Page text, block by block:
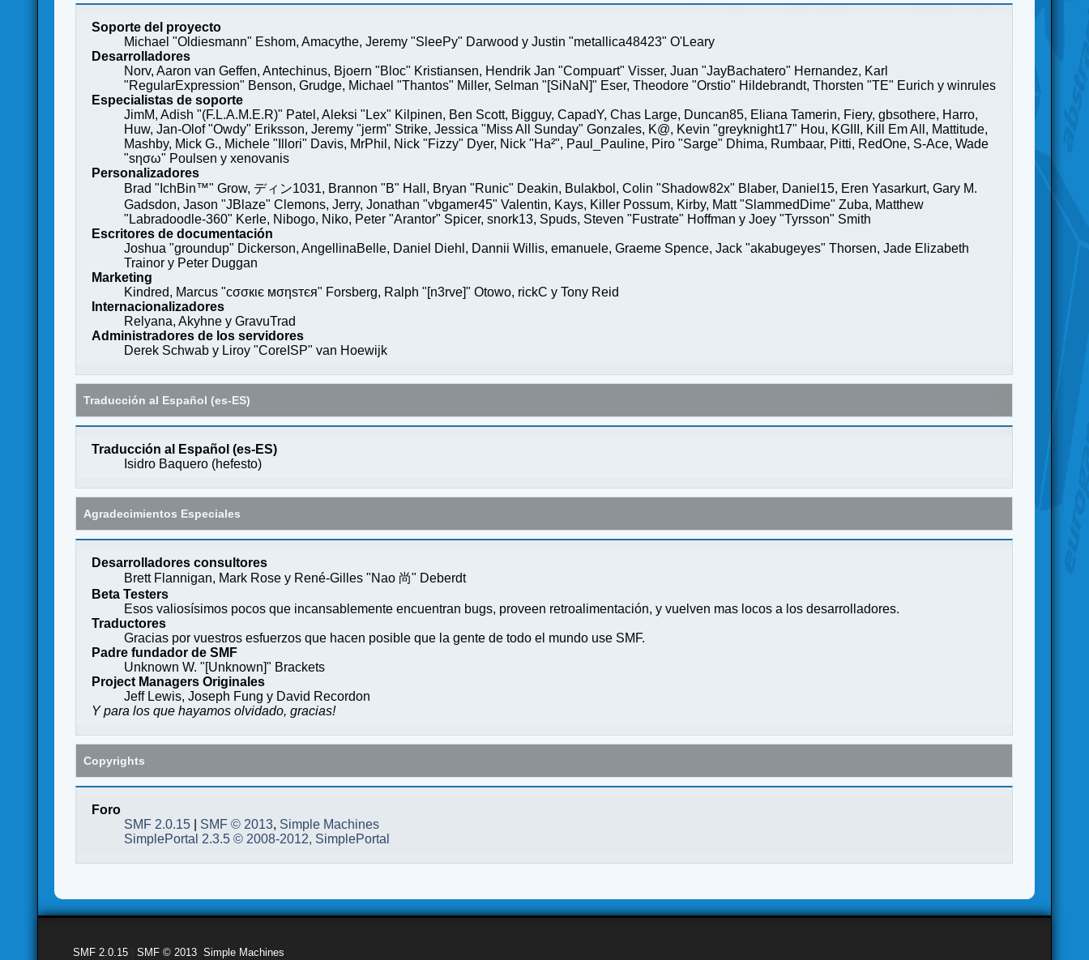
Soporte del proyecto
Michael "Oldiesmann" Eshom, Amacythe, Jeremy "SleePy" Darwood y Justin "metallica48423" O'Leary
Desarrolladores
Norv, Aaron van Geffen, Antechinus, Bjoern "Bloc" Kristiansen, Hendrik Jan "Compuart" Visser, Juan "JayBachatero" Hernandez, Karl
"RegularExpression" Benson, Grudge, Michael "Thantos" Miller, Selman "[SiNaN]" Eser, Theodore "Orstio" Hildebrandt, Thorsten "TE" Eurich y winrules
Especialistas de soporte
JimM, Adish "(F.L.A.M.E.R)" Patel, Aleksi "Lex" Kilpinen, Ben Scott, Bigguy, CapadY, Chas Large, Duncan85, Eliana Tamerin, Fiery, gbsothere, Harro,
Huw, Jan-Olof "Owdy" Eriksson, Jeremy "jerm" Strike, Jessica "Miss All Sunday" Gonzales, K@, Kevin "greyknight17" Hou, KGIII, Kill Em All, Mattitude,
Mashby, Mick G., Michele "Illori" Davis, MrPhil, Nick "Fizzy" Dyer, Nick "Ha²", Paul_Pauline, Piro "Sarge" Dhima, Rumbaar, Pitti, RedOne, S-Ace, Wade
"sησω" Poulsen y xenovanis
Personalizadores
Brad "IchBin™" Grow, ディン1031, Brannon "B" Hall, Bryan "Runic" Deakin, Bulakbol, Colin "Shadow82x" Blaber, Daniel15, Eren Yasarkurt, Gary M.
Gadsdon, Jason "JBlaze" Clemons, Jerry, Jonathan "vbgamer45" Valentin, Kays, Killer Possum, Kirby, Matt "SlammedDime" Zuba, Matthew
"Labradoodle-360" Kerle, Nibogo, Niko, Peter "Arantor" Spicer, snork13, Spuds, Steven "Fustrate" Hoffman y Joey "Tyrsson" Smith
Escritores de documentación
Joshua "groundup" Dickerson, AngellinaBelle, Daniel Diehl, Dannii Willis, emanuele, Graeme Spence, Jack "akabugeyes" Thorsen, Jade Elizabeth
Trainor y Peter Duggan
Marketing
Kindred, Marcus "cσσкιє мσηѕтєя" Forsberg, Ralph "[n3rve]" Otowo, rickC y Tony Reid
Internacionalizadores
Relyana, Akyhne y GravuTrad
Administradores de los servidores
Derek Schwab y Liroy "CoreISP" van Hoewijk
Traducción al Español (es-ES)
Traducción al Español (es-ES)
Isidro Baquero (hefesto)
Agradecimientos Especiales
Desarrolladores consultores
Brett Flannigan, Mark Rose y René-Gilles "Nao 尚" Deberdt
Beta Testers
Esos valiosísimos pocos que incansablemente encuentran bugs, proveen retroalimentación, y vuelven mas locos a los desarrolladores.
Traductores
Gracias por vuestros esfuerzos que hacen posible que la gente de todo el mundo use SMF.
Padre fundador de SMF
Unknown W. "[Unknown]" Brackets
Project Managers Originales
Jeff Lewis, Joseph Fung y David Recordon
Y para los que hayamos olvidado, gracias!
Copyrights
Foro
SMF 2.0.15
SMF © 2013, Simple Machines
SimplePortal 2.3.5 © 2008-2012, SimplePortal
SMF 2.0.15 |SMF © 2013 ,Simple Machines